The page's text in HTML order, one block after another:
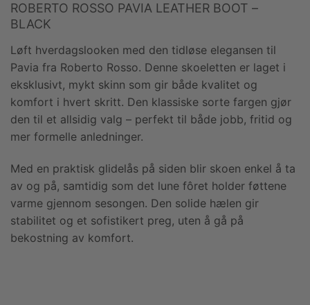
ROBERTO ROSSO PAVIA LEATHER BOOT –
BLACK
Løft hverdagslooken med den tidløse elegansen til
Pavia fra Roberto Rosso. Denne skoeletten er laget i
eksklusivt, mykt skinn som gir både kvalitet og
komfort i hvert skritt. Den klassiske sorte fargen gjør
den til et allsidig valg – perfekt til både jobb, fritid og
mer formelle anledninger.
Med en praktisk glidelås på siden blir skoen enkel å ta
av og på, samtidig som det lune fôret holder føttene
varme gjennom sesongen. Den solide hælen gir
stabilitet og et sofistikert preg, uten å gå på
bekostning av komfort.